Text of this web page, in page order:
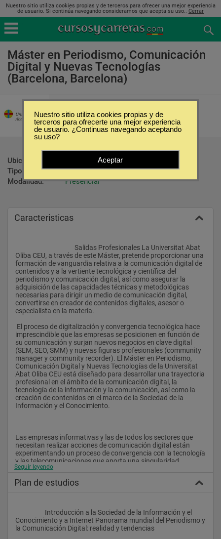
Nuestro sitio utiliza cookies propias y de terceros para ofrecer una mejor experiencia
de usuario. Si continúa navegando consideramos que acepta su uso.. Cerrar
Máster en Periodismo, Comunicación
Digital y Nuevas Tecnologías
(Barcelona, Barcelona)
Universitat Abat Oliba CEU
Ubicación:
Barcelona - Barcelona
Tipo:
Maestrías
Modalidad:
Presencial
Caracteristicas
Oliba CEU, a través de este Máster, pretende proporcionar una
formación de vanguardia relativa a la comunicación digital de
contenidos y a la vertiente tecnológica y científica del
periodismo y comunicación digital, así como asegurar la
adquisición de las capacidades técnicas y metodológicas
necesarias para dirigir un medio de comunicación digital,
convertirse en creador de contenidos digitales, asesor o
especialista en la materia.
imprescindible que las empresas se posicionen en función de
su comunicación y surjan nuevos negocios en clave digital
(SEM, SEO, SMM) y nuevas figuras profesionales (community
manager y community recorder). El Máster en Periodismo,
Comunicación Digital y Nuevas Tecnologías de la Universitat
Abat Oliba CEU está diseñado para desarrollar una trayectoria
profesional en el ámbito de la comunicación digital, la
tecnología de la información y la comunicación, así como la
creación de contenidos en el marco de la Sociedad de la
Información y el Conocimiento.
Las empresas informativas y las de todos los sectores que
necesitan realizar acciones de comunicación digital están
experimentando un proceso de convergencia con la tecnología
y las telecomunicaciones que aporta una singularidad
necesaria a este Máster. Por tanto, es fundamental analizar
transformaciones que afectan a nuestra sociedad. De hecho,
considera esenciales en las políticas públicas presentes y
futuras (así lo refrendan proyectos y documentos como los de
Delors, Bangemann, eEurope…).
Seguir leyendo
Plan de estudios
Conocimiento y a Internet Panorama mundial del Periodismo y
la Comunicación Digital: realidad y tendencias
Nuestro sitio utiliza cookies propias y de
terceros para ofrecerte una mejor experiencia
de usuario. ¿Continuas navegando aceptando
su uso?
Aceptar